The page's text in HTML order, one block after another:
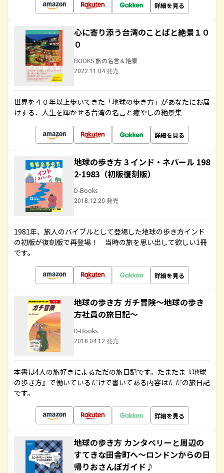
詳細を見る
心に寄り添う台湾のことばと絶景１０
０
BOOKS 旅の名言＆絶景
2022.11.04 発売
世界を４０年以上歩いてきた「地球の歩き方」があなたにお届
けする、人生を輝かせる台湾の名言と癒やしの絶景集
詳細を見る
地球の歩き方 3 インド・ネパール 198
2-1983（初版復刻版）
D-Books
2018.12.20 発売
1981年、旅人のバイブルとして登場した地球の歩き方インド
の初版が復刻版で再登場！ 当時の旅を思い出して欲しい1冊
です。
詳細を見る
地球の歩き方 ガチ冒険～地球の歩き
方社員の旅日記～
D-Books
2018.04.12 発売
本書は4人の旅好きによるただの旅日記です。たまたま『地球
の歩き方』で働いているだけで書いてある内容はただの旅日記
です。
詳細を見る
地球の歩き方 カンタベリーと周辺の
すてきな田舎町へ～ロンドンからの日
帰りおさんぽガイド♪